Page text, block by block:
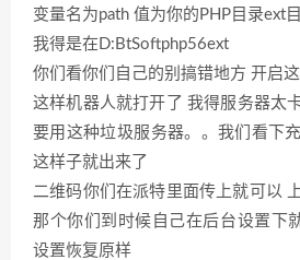
变量名为path 值为你的PHP目录ext
我得是在D:BtSoftphp56ext
你们看你们自己的别搞错地方 开启
这样机器人就打开了 我得服务器太
要用这种垃圾服务器。。我们看下
这样子就出来了
二维码你们在派特里面传上就可以
那个你们到时候自己在后台设置下
设置恢复原样